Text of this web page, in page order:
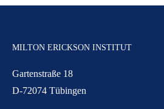
MILTON ERICKSON INSTITUT
Gartenstraße 18
D-72074 Tübingen